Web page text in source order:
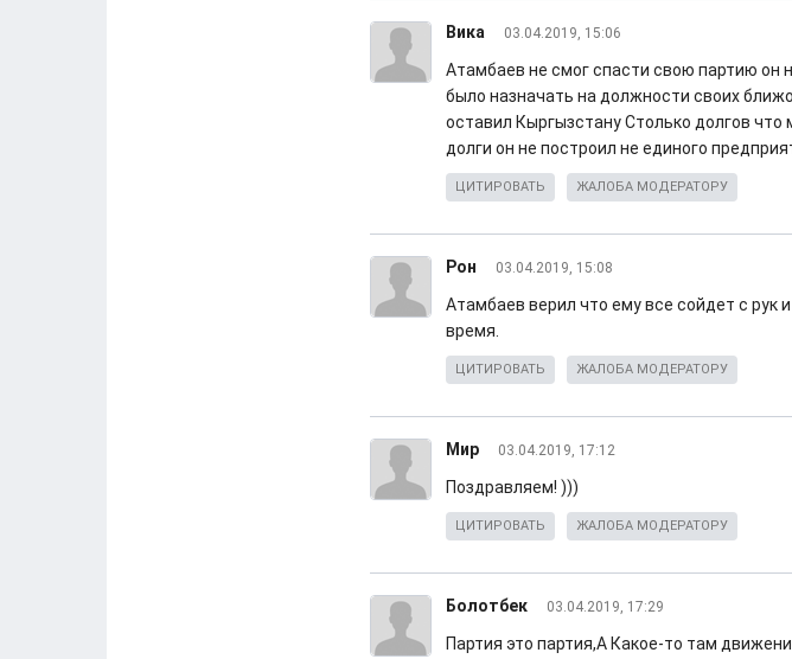
Вика 03.04.2019, 15:06
Атамбаев не смог спасти свою партию он
было назначать на должности своих
оставил Кыргызстану Столько долгов
долги он не построил не единого
ЦИТИРОВАТЬ ЖАЛОБА МОДЕРАТОРУ
Рон 03.04.2019, 15:08
Атамбаев верил что ему все сойдет с рук
время.
ЦИТИРОВАТЬ ЖАЛОБА МОДЕРАТОРУ
Мир 03.04.2019, 17:12
Поздравляем! )))
ЦИТИРОВАТЬ ЖАЛОБА МОДЕРАТОРУ
Болотбек 03.04.2019, 17:29
Партия это партия,А Какое-то там